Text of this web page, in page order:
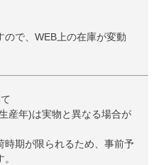
で、WEB上の在庫が変動
産年)は実物と異なる場合が
時期が限られるため、事前予